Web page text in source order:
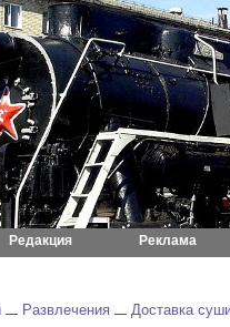
Редакция Реклама
Развлечения
Доставка